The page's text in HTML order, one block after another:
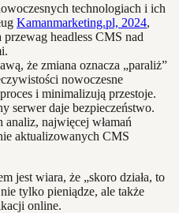
technologiach i ich
Kamanmarketing.pl, 2024,
headless CMS nad
że zmiana oznacza „paraliż”
nowoczesne
i minimalizują przestoje.
serwer daje bezpieczeństwo.
analiz, najwięcej włamań
aktualizowanych CMS
jest wiara, że „skoro działa, to
tylko pieniądze, ale także
online.